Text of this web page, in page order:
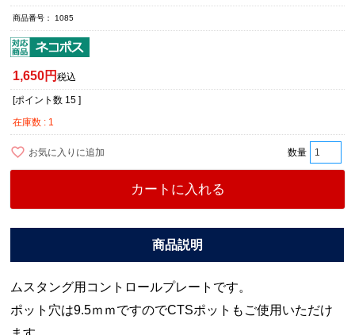
商品番号 1085
1,650 税込
[ポイント数 15 ]
在庫数
1
お気に入りに追加
カートに入れる
ムスタング用コントロールプレートです。
ポット穴は9.5ｍｍですのでCTSポットもご使用いただけ